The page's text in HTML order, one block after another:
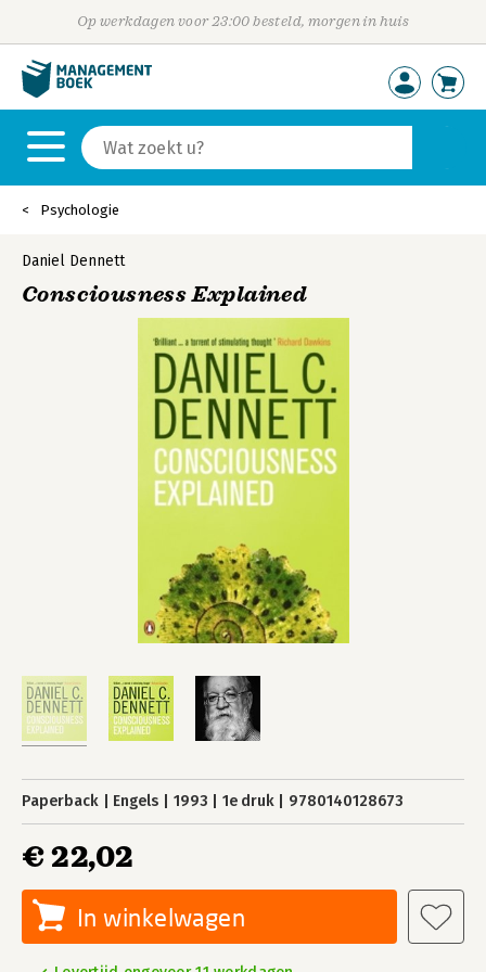
Op werkdagen voor 23:00 besteld, morgen in huis
Psychologie
Daniel Dennett
Consciousness Explained
Paperback Engels 1993 1e druk 9780140128673
€ 22,02
In winkelwagen